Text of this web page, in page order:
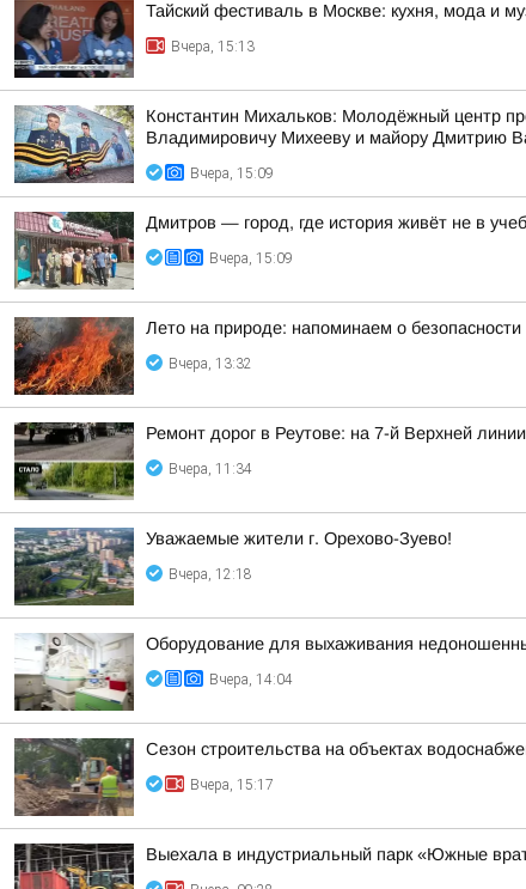
Тайский фестиваль в Москве: кухня, мода и
Вчера, 15:13
Константин Михальков: Молодёжный центр
Владимировичу Михееву и майору Дмитрию
Вчера, 15:09
Дмитров — город, где история живёт не в
Вчера, 15:09
Лето на природе: напоминаем о безопасности
Вчера, 13:32
Ремонт дорог в Реутове: на 7-й Верхней
Вчера, 11:34
Уважаемые жители г. Орехово-Зуево!
Вчера, 12:18
Оборудование для выхаживания
Вчера, 14:04
Сезон строительства на объектах
Вчера, 15:17
Выехала в индустриальный парк «Южные